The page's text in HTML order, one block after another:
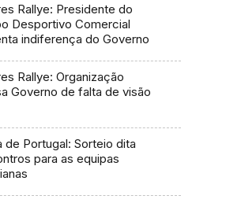
Rallye: Presidente do
Desportivo Comercial
indiferença do Governo
Rallye: Organização
Governo de falta de visão
de Portugal: Sorteio dita
para as equipas